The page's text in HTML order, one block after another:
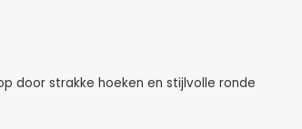
door strakke hoeken en stijlvolle ronde